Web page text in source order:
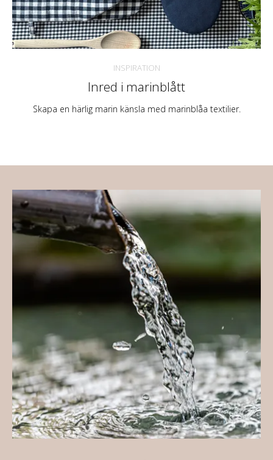
INSPIRATION
Inred i marinblått
Skapa en härlig marin känsla med marinblåa textilier.